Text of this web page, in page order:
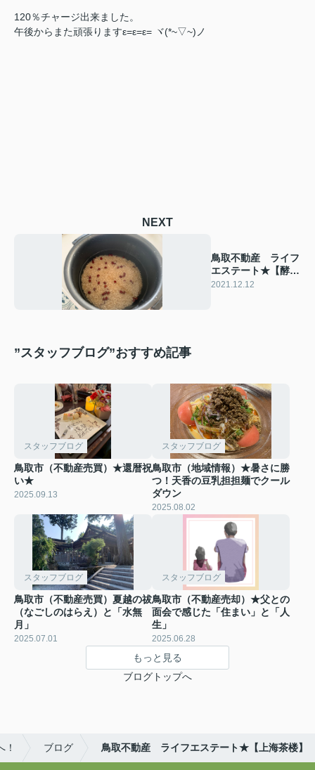
120％チャージ出来ました。
午後からまた頑張りますε=ε=ε= ヾ(*~▽~)ノ
NEXT
鳥取不動産 ライフ
エステート★【酵素
玄米】
2021.12.12
”スタッフブログ”おすすめ記事
スタッフブログ
鳥取市（不動産売買）★還暦祝
い★
2025.09.13
スタッフブログ
鳥取市（地域情報）★暑さに勝
つ！天香の豆乳担担麺でクール
ダウン
2025.08.02
スタッフブログ
鳥取市（不動産売買）夏越の祓
（なごしのはらえ）と「水無
月」
2025.07.01
スタッフブログ
鳥取市（不動産売却）★父との
面会で感じた「住まい」と「人
生」
2025.06.28
もっと見る
ブログトップへ
ブログ 鳥取不動産 ライフエステート★【上海茶楼】